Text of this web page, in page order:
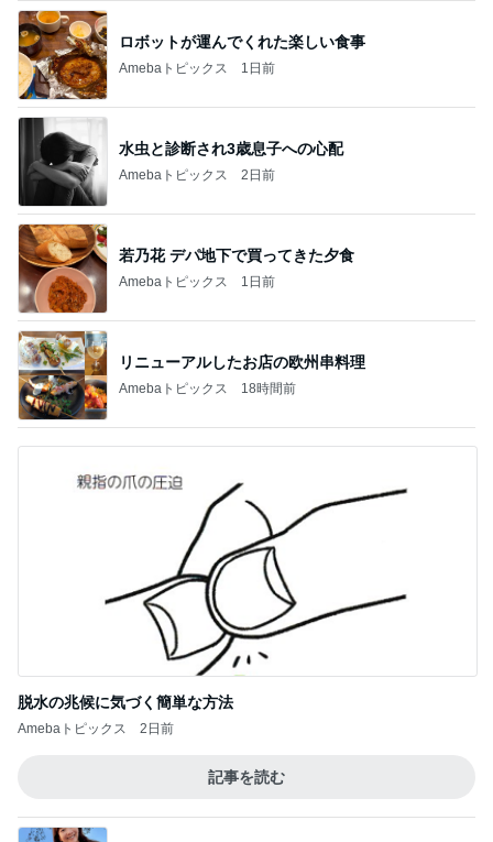
ロボットが運んでくれた楽しい食事
Amebaトピックス 1日前
水虫と診断され3歳息子への心配
Amebaトピックス 2日前
若乃花 デパ地下で買ってきた夕食
Amebaトピックス 1日前
リニューアルしたお店の欧州串料理
Amebaトピックス 18時間前
脱水の兆候に気づく簡単な方法
Amebaトピックス 2日前
記事を読む